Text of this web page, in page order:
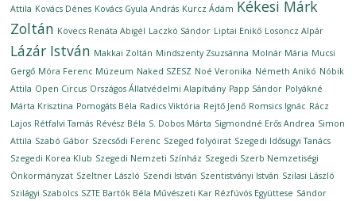
Attila Kovács Dénes Kovács Gyula András Kurcz Ádám Kékesi Márk
Zoltán Kövecs Renáta Abigél Laczkó Sándor Liptai Enikő Losoncz Alpár
Lázár István Makkai Zoltán Mindszenty Zsuzsánna Molnár Mária Mucsi
Gergő Móra Ferenc Múzeum Naked SZESZ Noé Veronika Németh Anikó Nóbik
Attila Open Circus Országos Állatvédelmi Alapítvány Papp Sándor Polyákné
Márta Krisztina Pomogáts Béla Radics Viktória Rejtő Jenő Romsics Ignác Rácz
Lajos Rétfalvi Tamás Révész Béla S. Dobos Márta Sigmondné Erős Andrea Simon
Attila Szabó Gábor Szecsődi Ferenc Szeged folyóirat Szegedi Idősügyi Tanács
Szegedi Korea Klub Szegedi Nemzeti Színház Szegedi Szerb Nemzetiségi
Önkormányzat Szeltner László Szendi István Szentistványi István Szilasi László
Szilágyi Szabolcs SZTE Bartók Béla Művészeti Kar Rézfúvós Együttese Sándor